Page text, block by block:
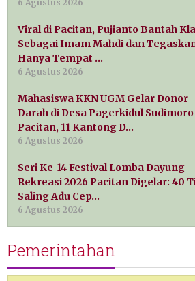
6 Agustus 2026
Viral di Pacitan, Pujianto Bantah
Sebagai Imam Mahdi dan
Hanya Tempat …
6 Agustus 2026
Mahasiswa KKN UGM Gelar Donor
Darah di Desa Pagerkidul Sudimoro
Pacitan, 11 Kantong D…
6 Agustus 2026
Seri Ke-14 Festival Lomba Dayung
Rekreasi 2026 Pacitan Digelar: 40
Saling Adu Cep…
6 Agustus 2026
Pemerintahan